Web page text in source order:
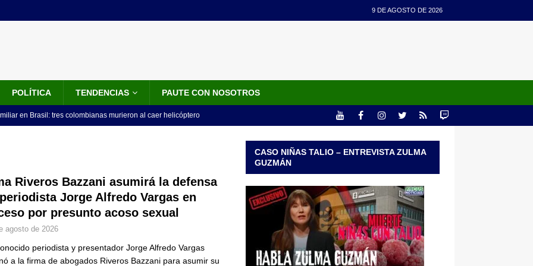
9 DE AGOSTO DE 2026
POLÍTICA TENDENCIAS PAUTE CON NOSOTROS
en Brasil: tres colombianas murieron al caer helicóptero
de De La Espriella: trasladan a 117 presos de alto perfil; estos
de la Espriella LO ÚLTIMO
Riveros Bazzani asumirá la defensa
Jorge Alfredo Vargas en
por presunto acoso sexual
agosto de 2026
periodista y presentador Jorge Alfredo Vargas
a la firma de abogados Riveros Bazzani para asumir su
CASO NIÑAS TALIO – ENTREVISTA ZULMA
GUZMÁN